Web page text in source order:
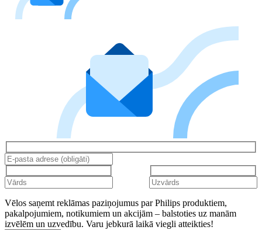
Vēlos saņemt reklāmas paziņojumus par Philips produktiem,
pakalpojumiem, notikumiem un akcijām – balstoties uz manām
izvēlēm un uzvedību. Varu jebkurā laikā viegli atteikties!